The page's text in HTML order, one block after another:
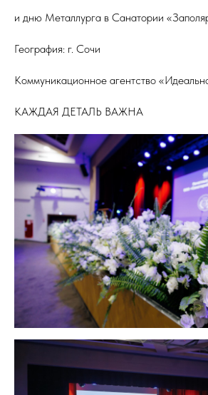
и дню Металлурга в Санатории
География: г. Сочи
Коммуникационное агентство
КАЖДАЯ ДЕТАЛЬ ВАЖНА